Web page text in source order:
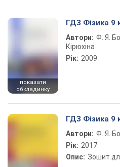
показати
обкладинку
ГДЗ Фізика 9
Автори: Ф. Я.
Кірюхіна
Рік: 2009
ГДЗ Фізика 9
Автори: Ф. Я.
Рік: 2017
Опис: